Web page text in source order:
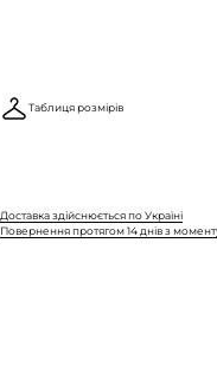
Таблиця розмірів
Доставка здійснюється по Україні
Повернення протягом 14 днів з